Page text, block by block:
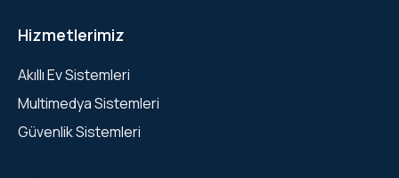
Hizmetlerimiz
Akıllı Ev Sistemleri
Multimedya Sistemleri
Güvenlik Sistemleri